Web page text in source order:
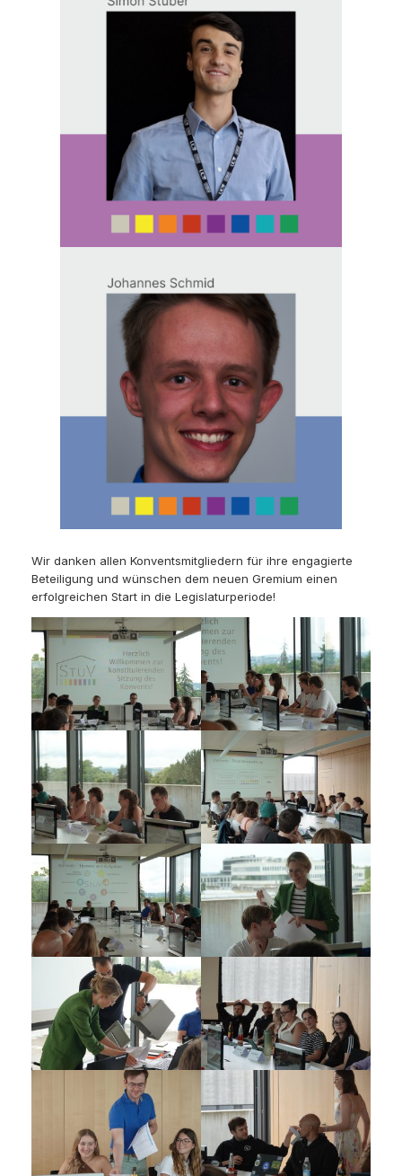
Wir danken allen Konventsmitgliedern für ihre engagierte
Beteiligung und wünschen dem neuen Gremium einen
erfolgreichen Start in die Legislaturperiode!